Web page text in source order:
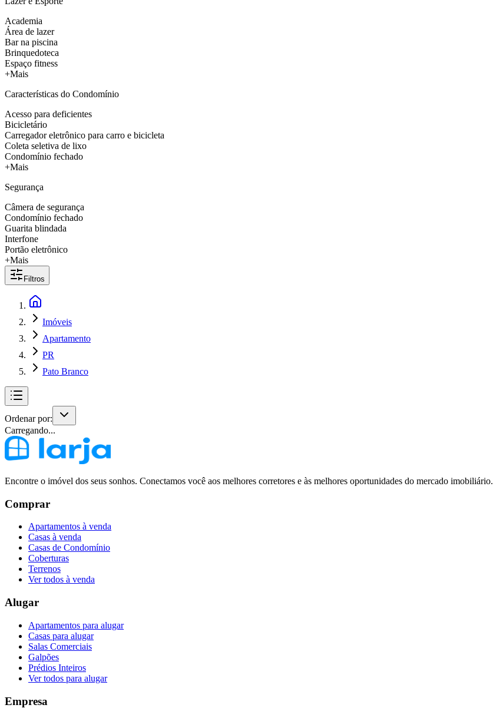
Academia
Área de lazer
Bar na piscina
Brinquedoteca
Espaço fitness
+Mais
Características do Condomínio
Acesso para deficientes
Bicicletário
Carregador eletrônico para carro e bicicleta
Coleta seletiva de lixo
Condomínio fechado
+Mais
Segurança
Câmera de segurança
Condomínio fechado
Guarita blindada
Interfone
Portão eletrônico
+Mais
Filtros
Imóveis
Apartamento
PR
Pato Branco
Ordenar por:
Carregando...
Encontre o imóvel dos seus sonhos. Conectamos você aos melhores corretores e às melhores oportunidades do mercado imobiliário.
Comprar
Apartamentos à venda
Casas à venda
Casas de Condomínio
Coberturas
Terrenos
Ver todos à venda
Alugar
Apartamentos para alugar
Casas para alugar
Salas Comerciais
Galpões
Prédios Inteiros
Ver todos para alugar
Empresa